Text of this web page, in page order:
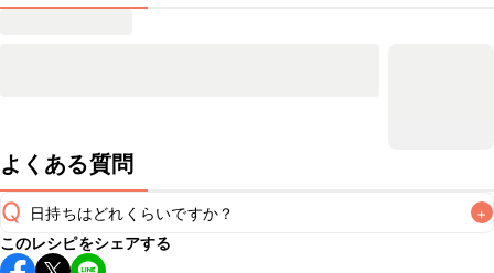
よくある質問
Q 日持ちはどれくらいですか？ +
保存期間は冷蔵で翌日中が目安です。なるべくお早めにお召
このレシピをシェアする